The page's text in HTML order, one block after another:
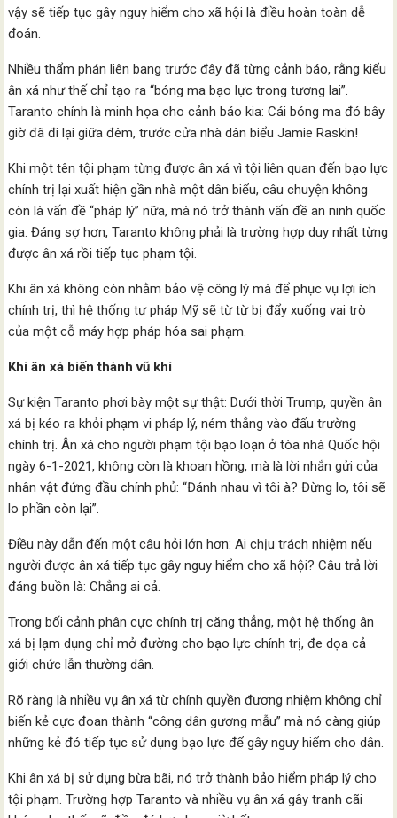
vậy sẽ tiếp tục gây nguy hiểm cho xã hội là điều hoàn toàn dễ
đoán.
Nhiều thẩm phán liên bang trước đây đã từng cảnh báo, rằng kiểu
ân xá như thế chỉ tạo ra “bóng ma bạo lực trong tương lai”.
Taranto chính là minh họa cho cảnh báo kia: Cái bóng ma đó bây
giờ đã đi lại giữa đêm, trước cửa nhà dân biểu Jamie Raskin!
Khi một tên tội phạm từng được ân xá vì tội liên quan đến bạo lực
chính trị lại xuất hiện gần nhà một dân biểu, câu chuyện không
còn là vấn đề “pháp lý” nữa, mà nó trở thành vấn đề an ninh quốc
gia. Đáng sợ hơn, Taranto không phải là trường hợp duy nhất từng
được ân xá rồi tiếp tục phạm tội.
Khi ân xá không còn nhằm bảo vệ công lý mà để phục vụ lợi ích
chính trị, thì hệ thống tư pháp Mỹ sẽ từ từ bị đẩy xuống vai trò
của một cỗ máy hợp pháp hóa sai phạm.
Khi ân xá biến thành vũ khí
Sự kiện Taranto phơi bày một sự thật: Dưới thời Trump, quyền ân
xá bị kéo ra khỏi phạm vi pháp lý, ném thẳng vào đấu trường
chính trị. Ân xá cho người phạm tội bạo loạn ở tòa nhà Quốc hội
ngày 6-1-2021, không còn là khoan hồng, mà là lời nhắn gửi của
nhân vật đứng đầu chính phủ: “Đánh nhau vì tôi à? Đừng lo, tôi sẽ
lo phần còn lại”.
Điều này dẫn đến một câu hỏi lớn hơn: Ai chịu trách nhiệm nếu
người được ân xá tiếp tục gây nguy hiểm cho xã hội? Câu trả lời
đáng buồn là: Chẳng ai cả.
Trong bối cảnh phân cực chính trị căng thẳng, một hệ thống ân
xá bị lạm dụng chỉ mở đường cho bạo lực chính trị, đe dọa cả
giới chức lẫn thường dân.
Rõ ràng là nhiều vụ ân xá từ chính quyền đương nhiệm không chỉ
biến kẻ cực đoan thành “công dân gương mẫu” mà nó càng giúp
những kẻ đó tiếp tục sử dụng bạo lực để gây nguy hiểm cho dân.
Khi ân xá bị sử dụng bừa bãi, nó trở thành bảo hiểm pháp lý cho
tội phạm. Trường hợp Taranto và nhiều vụ ân xá gây tranh cãi